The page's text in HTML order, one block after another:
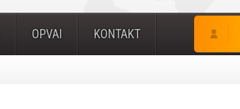
OPVAI KONTAKT